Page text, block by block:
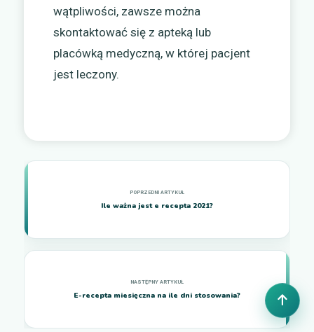
wątpliwości, zawsze można
skontaktować się z apteką lub
placówką medyczną, w której pacjent
jest leczony.
Ile ważna jest e recepta 2021?
E-recepta miesięczna na ile dni stosowania?